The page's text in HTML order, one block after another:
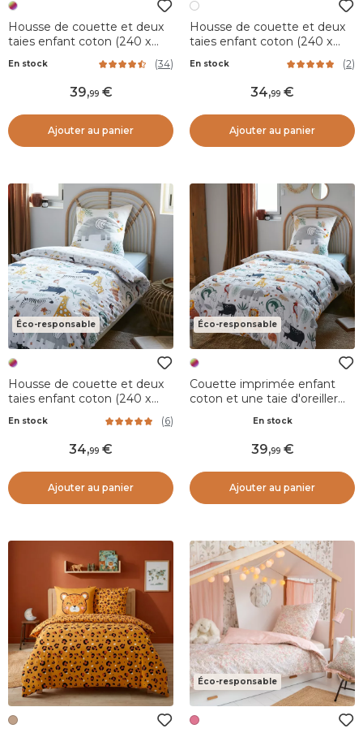
Housse de couette et deux
taies enfant coton (240 x
220 cm) Polisson Multicolore
En stock (34)
39,99
Ajouter au panier
Housse de couette et deux
taies enfant coton (240 x
En stock (2)
34,99
Ajouter au panier
Éco-responsable
Housse de couette et deux
taies enfant coton (240 x
220 cm) Savane Multicolore
En stock (6)
34,99
Ajouter au panier
Éco-responsable
Couette imprimée enfant
coton et une taie d'oreiller
En stock
39,99
Ajouter au panier
Éco-responsable